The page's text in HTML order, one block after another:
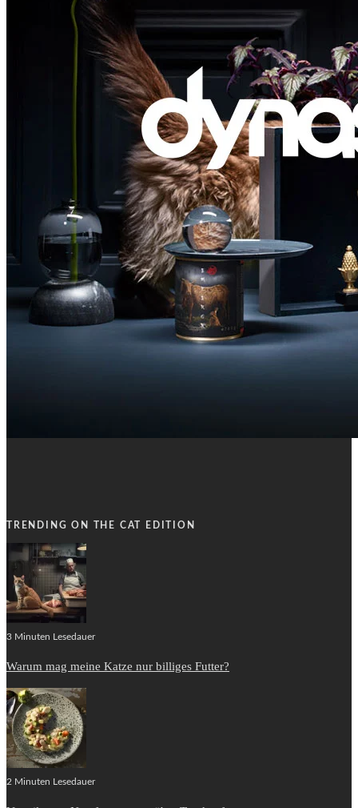
TRENDING ON THE CAT EDITION
3 Minuten Lesedauer
Warum mag meine Katze nur billiges Futter?
2 Minuten Lesedauer